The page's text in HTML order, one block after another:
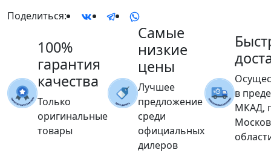
Поделиться:
100%
гарантия
качества
Только
оригинальные
товары
Самые
низкие
цены
Лучшее
предложение
среди
официальных
дилеров
в
МКАД,